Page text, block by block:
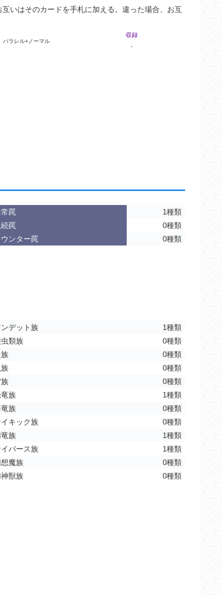
いはそのカードを手札に加える。違った場合、お互
パラレル+ノーマル
収録
-
罠
1種類
罠
0種類
ウンター罠
0種類
デット族
1種類
類族
0種類
0種類
0種類
0種類
族
1種類
族
0種類
キック族
0種類
族
1種類
バース族
1種類
魔族
0種類
獣族
0種類